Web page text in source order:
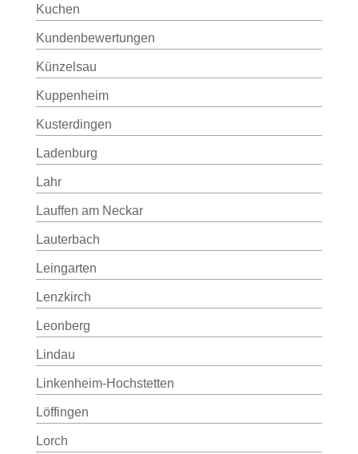
Kuchen
Kundenbewertungen
Künzelsau
Kuppenheim
Kusterdingen
Ladenburg
Lahr
Lauffen am Neckar
Lauterbach
Leingarten
Lenzkirch
Leonberg
Lindau
Linkenheim-Hochstetten
Löffingen
Lorch